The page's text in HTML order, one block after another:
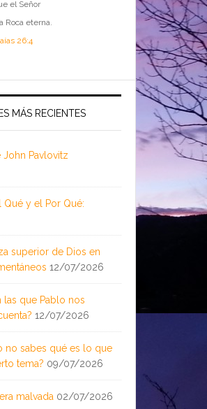
el Señor
Roca eterna.
26:4
MÁS RECIENTES
John Pavlovitz
Qué y el Por Qué:
superior de Dios en
12/07/2026
las que Pablo nos
12/07/2026
no sabes qué es lo que
tema? 09/07/2026
malvada 02/07/2026